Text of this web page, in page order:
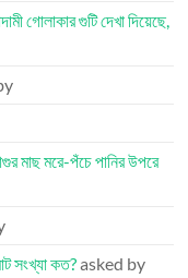
গোলাকার গুটি দেখা দিয়েছে,
মাছ মরে-পঁচে পানির উপরে
সংখ্যা কত?asked by